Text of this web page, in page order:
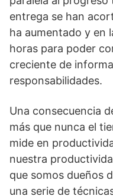
entrega se han
ha aumentado y en
horas para poder
creciente de
responsabilidades.
Una consecuencia
más que nunca el
mide en
nuestra
que somos dueños
una serie de